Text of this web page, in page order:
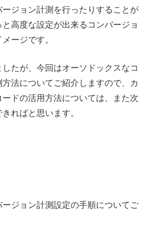
ジョン計測を行ったりすることが
高度な設定が出来るコンバージョ
ージです。
たが、今回はオーソドックスなコ
法についてご紹介しますので、カ
ドの活用方法については、また次
ればと思います。
ジョン計測設定の手順についてご